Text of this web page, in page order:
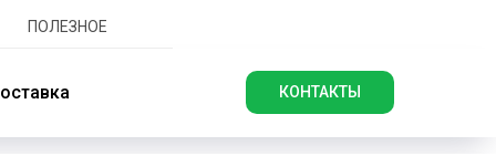
ПОЛЕЗНОЕ
КОНТАКТЫ